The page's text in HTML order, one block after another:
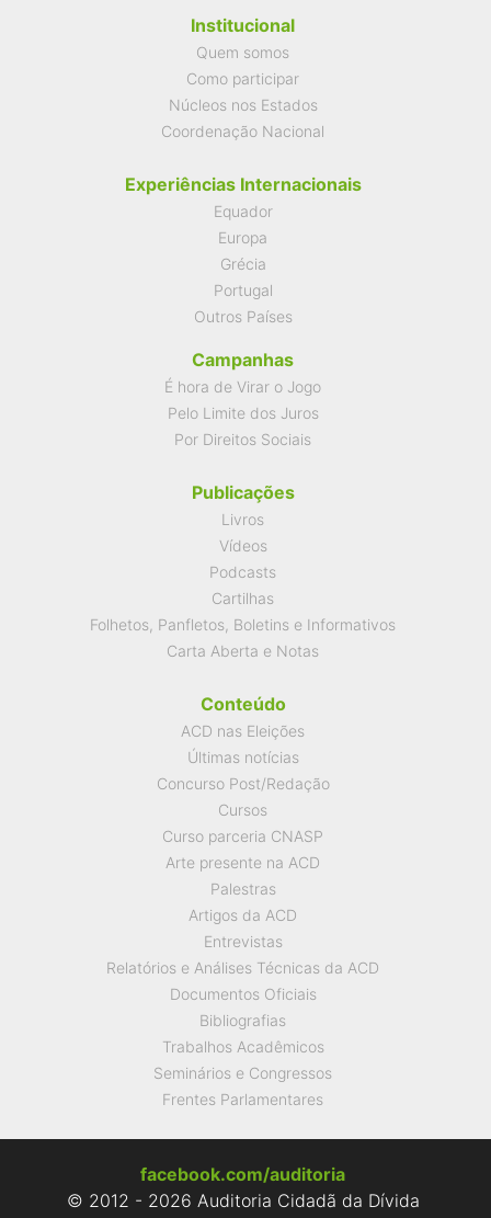
Institucional
Quem somos
Como participar
Núcleos nos Estados
Coordenação Nacional
Experiências Internacionais
Equador
Europa
Grécia
Portugal
Outros Países
Campanhas
É hora de Virar o Jogo
Pelo Limite dos Juros
Por Direitos Sociais
Publicações
Livros
Vídeos
Podcasts
Cartilhas
Folhetos, Panfletos, Boletins e Informativos
Carta Aberta e Notas
Conteúdo
ACD nas Eleições
Últimas notícias
Concurso Post/Redação
Cursos
Curso parceria CNASP
Arte presente na ACD
Palestras
Artigos da ACD
Entrevistas
Relatórios e Análises Técnicas da ACD
Documentos Oficiais
Bibliografias
Trabalhos Acadêmicos
Seminários e Congressos
Frentes Parlamentares
facebook.com/auditoria
© 2012 - 2026 Auditoria Cidadã da Dívida